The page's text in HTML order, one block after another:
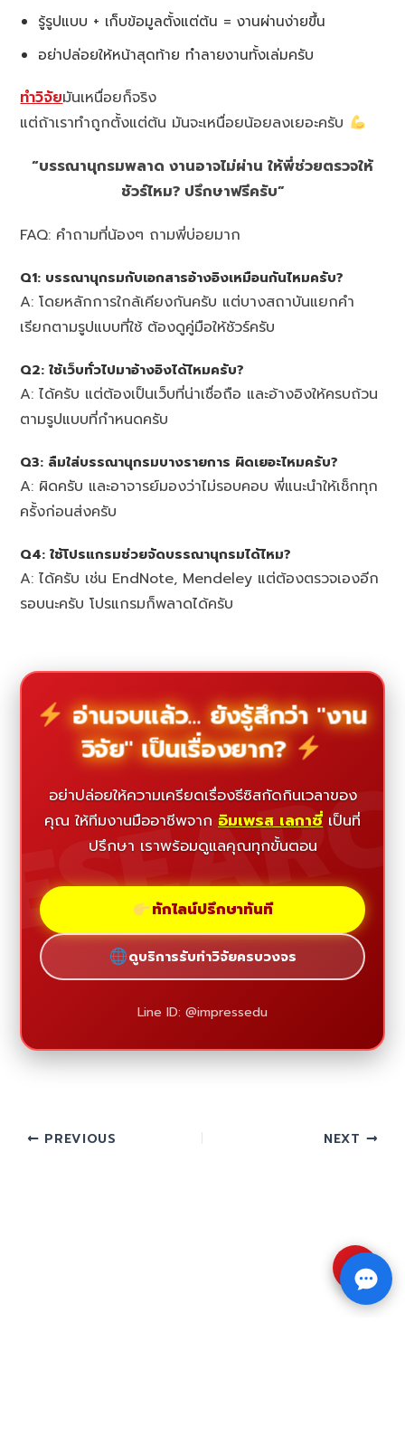
รู้รูปแบบ + เก็บข้อมูลตั้งแต่ต้น = งานผ่านง่ายขึ้น
อย่าปล่อยให้หน้าสุดท้าย ทำลายงานทั้งเล่มครับ
ทำวิจัยมันเหนื่อยก็จริง
แต่ถ้าเราทำถูกตั้งแต่ต้น มันจะเหนื่อยน้อยลงเยอะครับ
“บรรณานุกรมพลาด งานอาจไม่ผ่าน ให้พี่ช่วยตรวจให้
ชัวร์ไหม? ปรึกษาฟรีครับ”
FAQ: คำถามที่น้องๆ ถามพี่บ่อยมาก
Q1: บรรณานุกรมกับเอกสารอ้างอิงเหมือนกันไหมครับ?
A: โดยหลักการใกล้เคียงกันครับ แต่บางสถาบันแยกคำ
เรียกตามรูปแบบที่ใช้ ต้องดูคู่มือให้ชัวร์ครับ
Q2: ใช้เว็บทั่วไปมาอ้างอิงได้ไหมครับ?
A: ได้ครับ แต่ต้องเป็นเว็บที่น่าเชื่อถือ และอ้างอิงให้ครบถ้วน
ตามรูปแบบที่กำหนดครับ
Q3: ลืมใส่บรรณานุกรมบางรายการ ผิดเยอะไหมครับ?
A: ผิดครับ และอาจารย์มองว่าไม่รอบคอบ พี่แนะนำให้เช็กทุก
ครั้งก่อนส่งครับ
Q4: ใช้โปรแกรมช่วยจัดบรรณานุกรมได้ไหม?
A: ได้ครับ เช่น EndNote, Mendeley แต่ต้องตรวจเองอีก
รอบนะครับ โปรแกรมก็พลาดได้ครับ
อ่านจบแล้ว... ยังรู้สึกว่า "งาน
วิจัย" เป็นเรื่องยาก?
อย่าปล่อยให้ความเครียดเรื่องธีซิสกัดกินเวลาของ
คุณ ให้ทีมงานมืออาชีพจาก อิมเพรส เลกาซี่ เป็นที่
ปรึกษา เราพร้อมดูแลคุณทุกขั้นตอน
ทักไลน์ปรึกษาทันที
ดูบริการรับทำวิจัยครบวงจร
Line ID: @impressedu
PREVIOUS NEXT
⇧